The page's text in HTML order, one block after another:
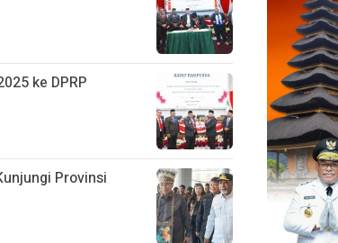
ke DPRP
Provinsi